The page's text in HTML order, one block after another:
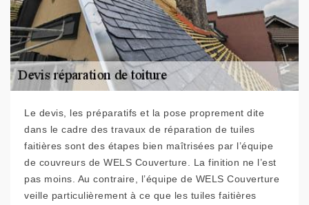
Le devis, les préparatifs et la pose proprement dite
dans le cadre des travaux de réparation de tuiles
faitières sont des étapes bien maîtrisées par l’équipe
de couvreurs de WELS Couverture. La finition ne l’est
pas moins. Au contraire, l’équipe de WELS Couverture
veille particulièrement à ce que les tuiles faitières